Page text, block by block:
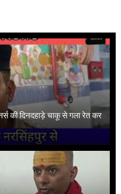
की दिनदहाड़े चाकू से गला रेत कर